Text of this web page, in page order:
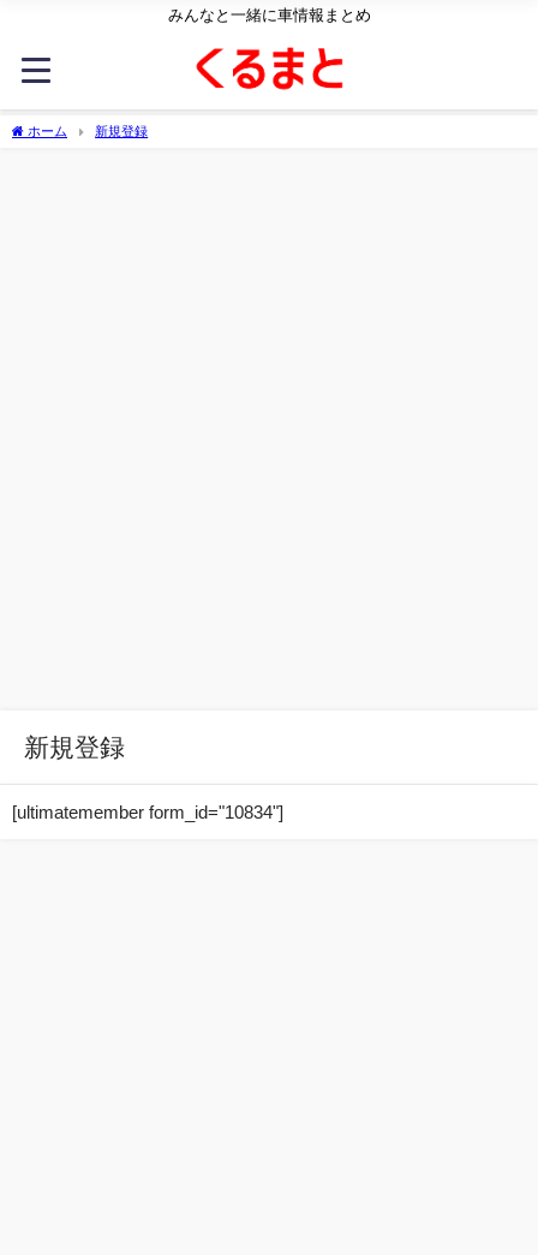
みんなと一緒に車情報まとめ
ホーム 新規登録
新規登録
[ultimatemember form_id="10834"]